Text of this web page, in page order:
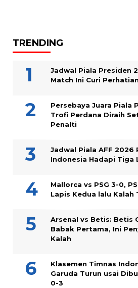
TRENDING
Jadwal Piala Presiden
Match Ini Curi Perhatian
Persebaya Juara Piala
Trofi Perdana Diraih
Penalti
Jadwal Piala AFF 2026
Indonesia Hadapi Tiga
Mallorca vs PSG 3-0,
Lapis Kedua lalu Kalah
Arsenal vs Betis: Betis
Babak Pertama, Ini
Kalah
Klasemen Timnas
Garuda Turun usai
0-3